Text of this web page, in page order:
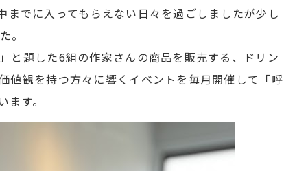
でに入ってもらえない日々を過ごしましたが少し
。
と題した6組の作家さんの商品を販売する、ドリン
値観を持つ方々に響くイベントを毎月開催して「呼
す。